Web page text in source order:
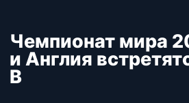
Чемпионат мира
и Англия
B